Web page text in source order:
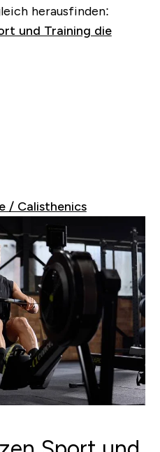
herausfinden:
und Training die
/ Calisthenics